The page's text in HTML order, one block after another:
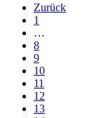
Zurück
1
…
8
9
10
11
12
13